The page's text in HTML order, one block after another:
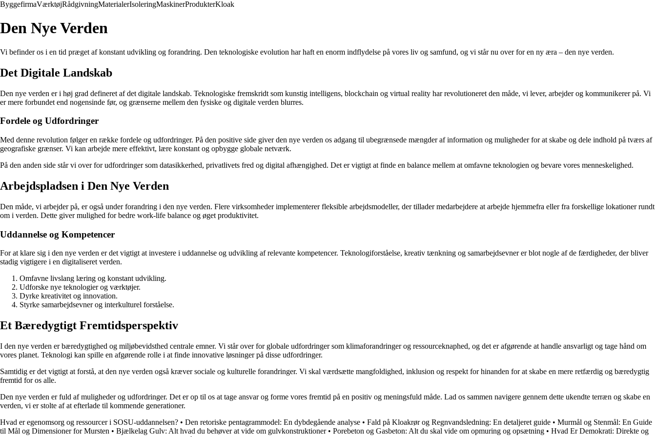
ByggefirmaVærktøjRådgivningMaterialerIsoleringMaskinerProdukterKloak
Den Nye Verden
Vi befinder os i en tid præget af konstant udvikling og forandring. Den teknologiske evolution har haft en enorm indflydelse på vores liv og samfund, og vi står nu over for en ny æra – den nye verden.
Det Digitale Landskab
Den nye verden er i høj grad defineret af det digitale landskab. Teknologiske fremskridt som kunstig intelligens, blockchain og virtual reality har revolutioneret den måde, vi lever, arbejder og kommunikerer på. Vi
er mere forbundet end nogensinde før, og grænserne mellem den fysiske og digitale verden blurres.
Fordele og Udfordringer
Med denne revolution følger en række fordele og udfordringer. På den positive side giver den nye verden os adgang til ubegrænsede mængder af information og muligheder for at skabe og dele indhold på tværs af
geografiske grænser. Vi kan arbejde mere effektivt, lære konstant og opbygge globale netværk.
På den anden side står vi over for udfordringer som datasikkerhed, privatlivets fred og digital afhængighed. Det er vigtigt at finde en balance mellem at omfavne teknologien og bevare vores menneskelighed.
Arbejdspladsen i Den Nye Verden
Den måde, vi arbejder på, er også under forandring i den nye verden. Flere virksomheder implementerer fleksible arbejdsmodeller, der tillader medarbejdere at arbejde hjemmefra eller fra forskellige lokationer rundt
om i verden. Dette giver mulighed for bedre work-life balance og øget produktivitet.
Uddannelse og Kompetencer
For at klare sig i den nye verden er det vigtigt at investere i uddannelse og udvikling af relevante kompetencer. Teknologiforståelse, kreativ tænkning og samarbejdsevner er blot nogle af de færdigheder, der bliver
stadig vigtigere i en digitaliseret verden.
Omfavne livslang læring og konstant udvikling.
Udforske nye teknologier og værktøjer.
Dyrke kreativitet og innovation.
Styrke samarbejdsevner og interkulturel forståelse.
Et Bæredygtigt Fremtidsperspektiv
I den nye verden er bæredygtighed og miljøbevidsthed centrale emner. Vi står over for globale udfordringer som klimaforandringer og ressourceknaphed, og det er afgørende at handle ansvarligt og tage hånd om
vores planet. Teknologi kan spille en afgørende rolle i at finde innovative løsninger på disse udfordringer.
Samtidig er det vigtigt at forstå, at den nye verden også kræver sociale og kulturelle forandringer. Vi skal værdsætte mangfoldighed, inklusion og respekt for hinanden for at skabe en mere retfærdig og bæredygtig
fremtid for os alle.
Den nye verden er fuld af muligheder og udfordringer. Det er op til os at tage ansvar og forme vores fremtid på en positiv og meningsfuld måde. Lad os sammen navigere gennem dette ukendte terræn og skabe en
verden, vi er stolte af at efterlade til kommende generationer.
Hvad er egenomsorg og ressourcer i SOSU-uddannelsen? • Den retoriske pentagrammodel: En dybdegående analyse • Fald på Kloakrør og Regnvandsledning: En detaljeret guide • Murmål og Stenmål: En Guide
til Mål og Dimensioner for Mursten • Bjælkelag Gulv: Alt hvad du behøver at vide om gulvkonstruktioner• Porebeton og Gasbeton: Alt du skal vide om opmuring og opsætning • Hvad Er Demokrati: Direkte og